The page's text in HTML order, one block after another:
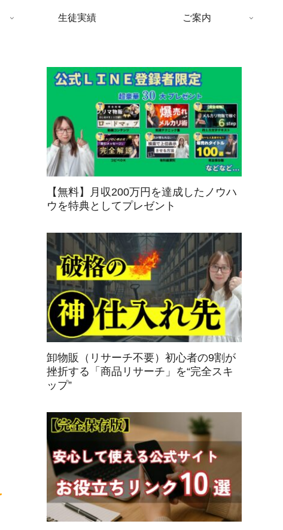
生徒実績 ご案内
【無料】月収200万円を達成したノウハ
ウを特典としてプレゼント
卸物販（リサーチ不要）初心者の9割が
挫折する「商品リサーチ」を“完全スキ
ップ”